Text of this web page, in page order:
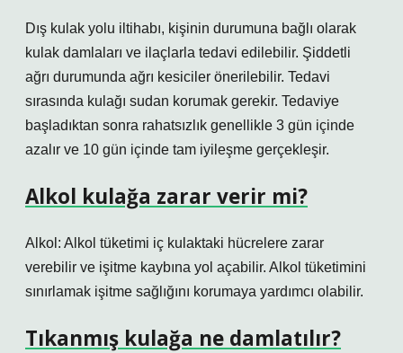
Dış kulak yolu iltihabı, kişinin durumuna bağlı olarak
kulak damlaları ve ilaçlarla tedavi edilebilir. Şiddetli
ağrı durumunda ağrı kesiciler önerilebilir. Tedavi
sırasında kulağı sudan korumak gerekir. Tedaviye
başladıktan sonra rahatsızlık genellikle 3 gün içinde
azalır ve 10 gün içinde tam iyileşme gerçekleşir.
Alkol kulağa zarar verir mi?
Alkol: Alkol tüketimi iç kulaktaki hücrelere zarar
verebilir ve işitme kaybına yol açabilir. Alkol tüketimini
sınırlamak işitme sağlığını korumaya yardımcı olabilir.
Tıkanmış kulağa ne damlatılır?